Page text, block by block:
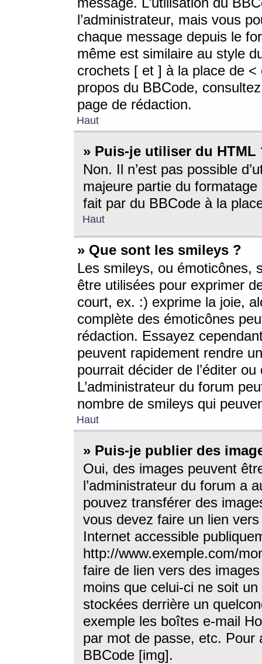
l’administrateur, mais vous
chaque message depuis le
même est similaire au style
crochets [ et ] à la place de <
propos du BBCode,
page de rédaction.
Haut
» Puis-je utiliser du HTML
Non. Il n’est pas possible
majeure partie du
fait par du BBCode à la
Haut
» Que sont les smileys ?
Les smileys, ou émoticônes,
être utilisées pour exprimer
court, ex. :) exprime la joie,
complète des émoticônes
rédaction. Essayez
peuvent rapidement rendre
pourrait décider de l’éditer
L’administrateur du forum
nombre de smileys qui
Haut
» Puis-je publier des
Oui, des images peuvent
l’administrateur du forum a
pouvez transférer des
vous devez faire un lien
Internet accessible
http://www.exemple.com/
faire de lien vers des
moins que celui-ci ne soit
stockées derrière un
exemple les boîtes e-mail
par mot de passe, etc. Pour
BBCode [img].